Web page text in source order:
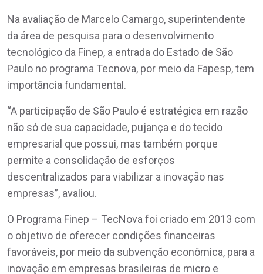
Na avaliação de Marcelo Camargo, superintendente
da área de pesquisa para o desenvolvimento
tecnológico da Finep, a entrada do Estado de São
Paulo no programa Tecnova, por meio da Fapesp, tem
importância fundamental.
“A participação de São Paulo é estratégica em razão
não só de sua capacidade, pujança e do tecido
empresarial que possui, mas também porque
permite a consolidação de esforços
descentralizados para viabilizar a inovação nas
empresas”, avaliou.
O Programa Finep – TecNova foi criado em 2013 com
o objetivo de oferecer condições financeiras
favoráveis, por meio da subvenção econômica, para a
inovação em empresas brasileiras de micro e